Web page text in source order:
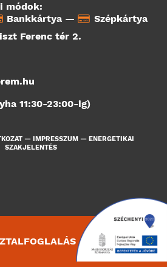
módok:
Bankkártya —
Szépkártya
Ferenc tér 2.
11:30-23:00-ig)
— IMPRESSZUM — ENERGETIKAI
SZAKJELENTÉS